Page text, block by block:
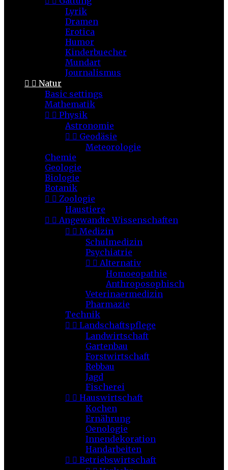
Lyrik
Dramen
Erotica
Humor
Kinderbuecher
Mundart
Journalismus
  Natur
Basic settings
Mathematik
  Physik
Astronomie
  Geodäsie
Meteorologie
Chemie
Geologie
Biologie
Botanik
  Zoologie
Haustiere
  Angewandte Wissenschaften
  Medizin
Schulmedizin
Psychiatrie
  Alternativ
Homoeopathie
Anthroposophisch
Veterinaermedizin
Pharmazie
Technik
  Landschaftspflege
Landwirtschaft
Gartenbau
Forstwirtschaft
Rebbau
Jagd
Fischerei
  Hauswirtschaft
Kochen
Ernährung
Oenologie
Innendekoration
Handarbeiten
  Betriebswirtschaft